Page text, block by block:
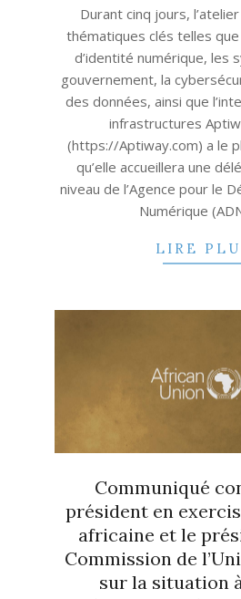
Durant cinq jours,
thématiques clés telles
d’identité numérique, les
gouvernement, la
des données, ainsi que
infrastructures
(https://Aptiway.com) a le
qu’elle accueillera une
niveau de l’Agence pour le
Numérique
LIRE
Communiqué
président en
africaine et le
Commission de
sur la situation